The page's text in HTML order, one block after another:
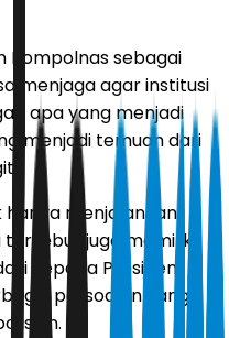
Kompolnas sebagai
menjaga agar institusi
apa yang menjadi
menjadi temuan dari
hanya menjalankan
juga memiliki
kepada Presiden
persoalan yang